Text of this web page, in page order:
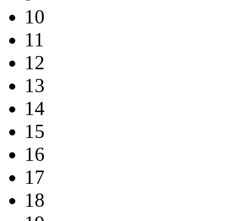
10
11
12
13
14
15
16
17
18